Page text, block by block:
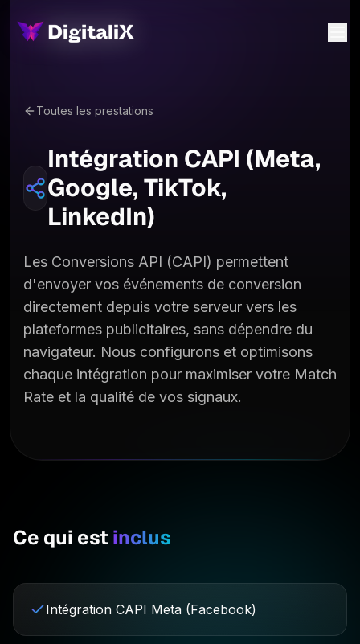
Toutes les prestations
Intégration CAPI (Meta,
Google, TikTok,
LinkedIn)
Les Conversions API (CAPI) permettent
d'envoyer vos événements de conversion
directement depuis votre serveur vers les
plateformes publicitaires, sans dépendre du
navigateur. Nous configurons et optimisons
chaque intégration pour maximiser votre Match
Rate et la qualité de vos signaux.
Ce qui est inclus
Intégration CAPI Meta (Facebook)